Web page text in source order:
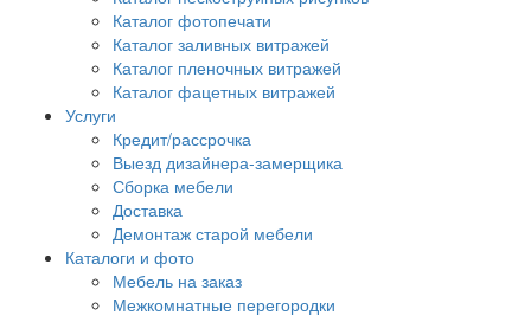
Каталог фотопечати
Каталог заливных витражей
Каталог пленочных витражей
Каталог фацетных витражей
Услуги
Кредит/рассрочка
Выезд дизайнера-замерщика
Сборка мебели
Доставка
Демонтаж старой мебели
Каталоги и фото
Мебель на заказ
Межкомнатные перегородки